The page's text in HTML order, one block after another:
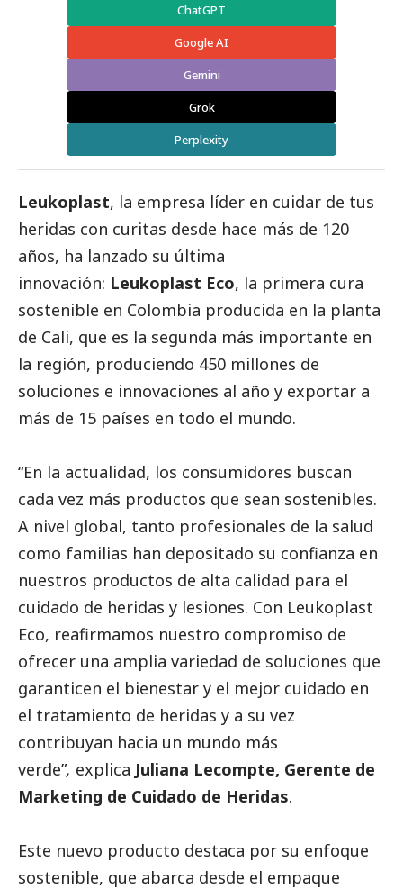
ChatGPT
Google AI
Gemini
Grok
Perplexity
Leukoplast, la empresa líder en cuidar de tus
heridas con curitas desde hace más de 120
años, ha lanzado su última
innovación: Leukoplast Eco, la primera cura
sostenible en Colombia producida en la planta
de Cali, que es la segunda más importante en
la región, produciendo 450 millones de
soluciones e innovaciones al año y exportar a
más de 15 países en todo el mundo.
“En la actualidad, los consumidores buscan
cada vez más productos que sean sostenibles.
A nivel global, tanto profesionales de la salud
como familias han depositado su confianza en
nuestros productos de alta calidad para el
cuidado de heridas y lesiones. Con Leukoplast
Eco, reafirmamos nuestro compromiso de
ofrecer una amplia variedad de soluciones que
garanticen el bienestar y el mejor cuidado en
el tratamiento de heridas y a su vez
contribuyan hacia un mundo más
verde”, explica Juliana Lecompte, Gerente de
Marketing de Cuidado de Heridas.
Este nuevo producto destaca por su enfoque
sostenible, que abarca desde el empaque